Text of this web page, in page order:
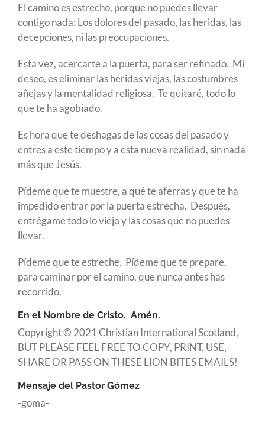
El camino es estrecho, porque no puedes llevar
contigo nada: Los dolores del pasado, las heridas, las
decepciones, ni las preocupaciones.
Esta vez, acercarte a la puerta, para ser refinado. Mi
deseo, es eliminar las heridas viejas, las costumbres
añejas y la mentalidad religiosa. Te quitaré, todo lo
que te ha agobiado.
Es hora que te deshagas de las cosas del pasado y
entres a este tiempo y a esta nueva realidad, sin nada
más que Jesús.
Pídeme que te muestre, a qué te aferras y que te ha
impedido entrar por la puerta estrecha. Después,
entrégame todo lo viejo y las cosas que no puedes
llevar.
Pídeme que te estreche. Pídeme que te prepare,
para caminar por el camino, que nunca antes has
recorrido.
En el Nombre de Cristo. Amén.
Copyright © 2021 Christian International Scotland,
BUT PLEASE FEEL FREE TO COPY, PRINT, USE,
SHARE OR PASS ON THESE LION BITES EMAILS!
Mensaje del Pastor Gómez
-goma-